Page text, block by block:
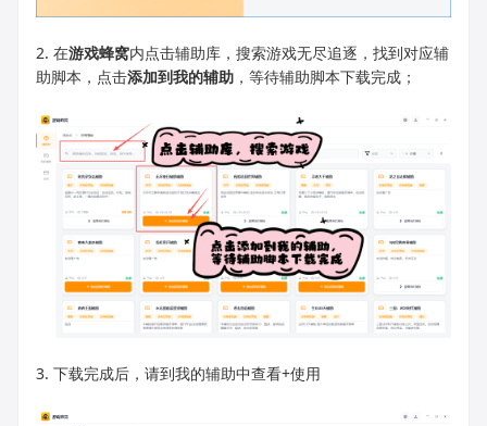
2. 在游戏蜂窝内点击辅助库，搜索游戏无尽追逐，找到对应辅
助脚本，点击添加到我的辅助 ，等待辅助脚本下载完成；
3. 下载完成后，请到我的辅助中查看+使用